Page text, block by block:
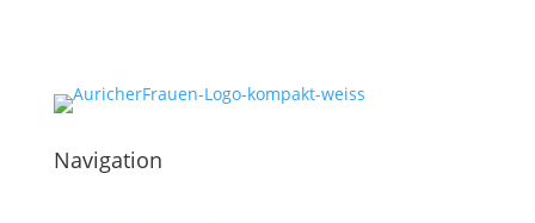
Navigation